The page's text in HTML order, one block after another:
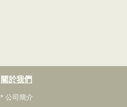
關於我們
* 公司簡介